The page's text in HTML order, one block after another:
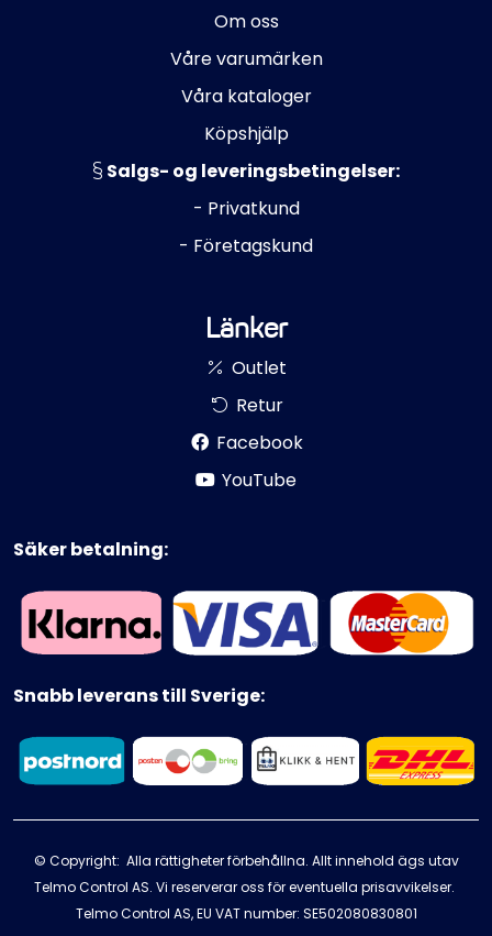
Om oss
Våre varumärken
Våra kataloger
Köpshjälp
Salgs- og leveringsbetingelser:
- Privatkund
- Företagskund
Länker
Outlet
Retur
Facebook
YouTube
Säker betalning:
Snabb leverans till Sverige:
© Copyright: Alla rättigheter förbehållna. Allt innehold ägs utav
Telmo Control AS. Vi reserverar oss för eventuella prisavvikelser.
Telmo Control AS, EU VAT number: SE502080830801